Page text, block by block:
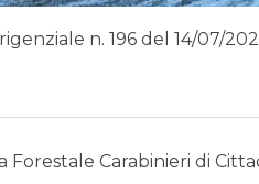
n. 196 del 14/07/
Carabinieri di